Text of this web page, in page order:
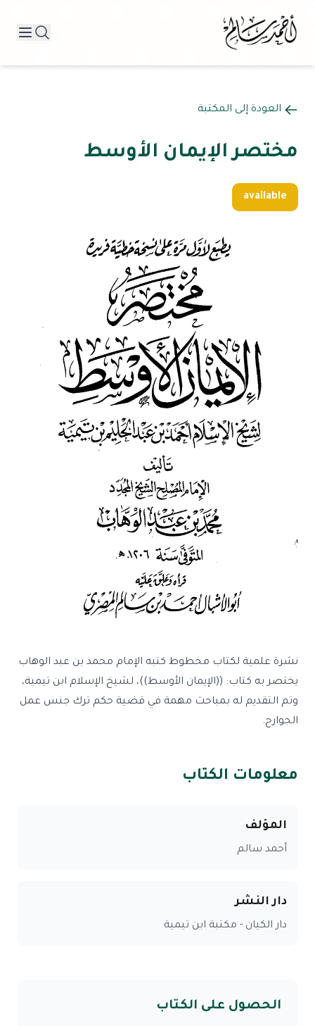
العودة إلى المكتبة
مختصر الإيمان الأوسط
available
نشرة علمية لكتاب مخطوط كتبه الإمام محمد بن عبد الوهاب
يختصر به كتاب: ((الإيمان الأوسط))، لشيخ الإسلام ابن تيمية،
وتم التقديم له بمباحث مهمة في قضية حكم ترك جنس عمل
الجوارح.
معلومات الكتاب
المؤلف
أحمد سالم
دار النشر
دار الكيان - مكتبة ابن تيمية
الحصول على الكتاب